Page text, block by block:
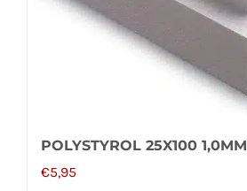
POLYSTYROL 25X100 1,0MM
€5,95